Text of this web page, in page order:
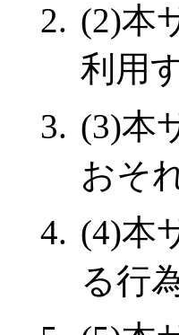
(2)本
利用
(3)本
おそ
(4)本
る行